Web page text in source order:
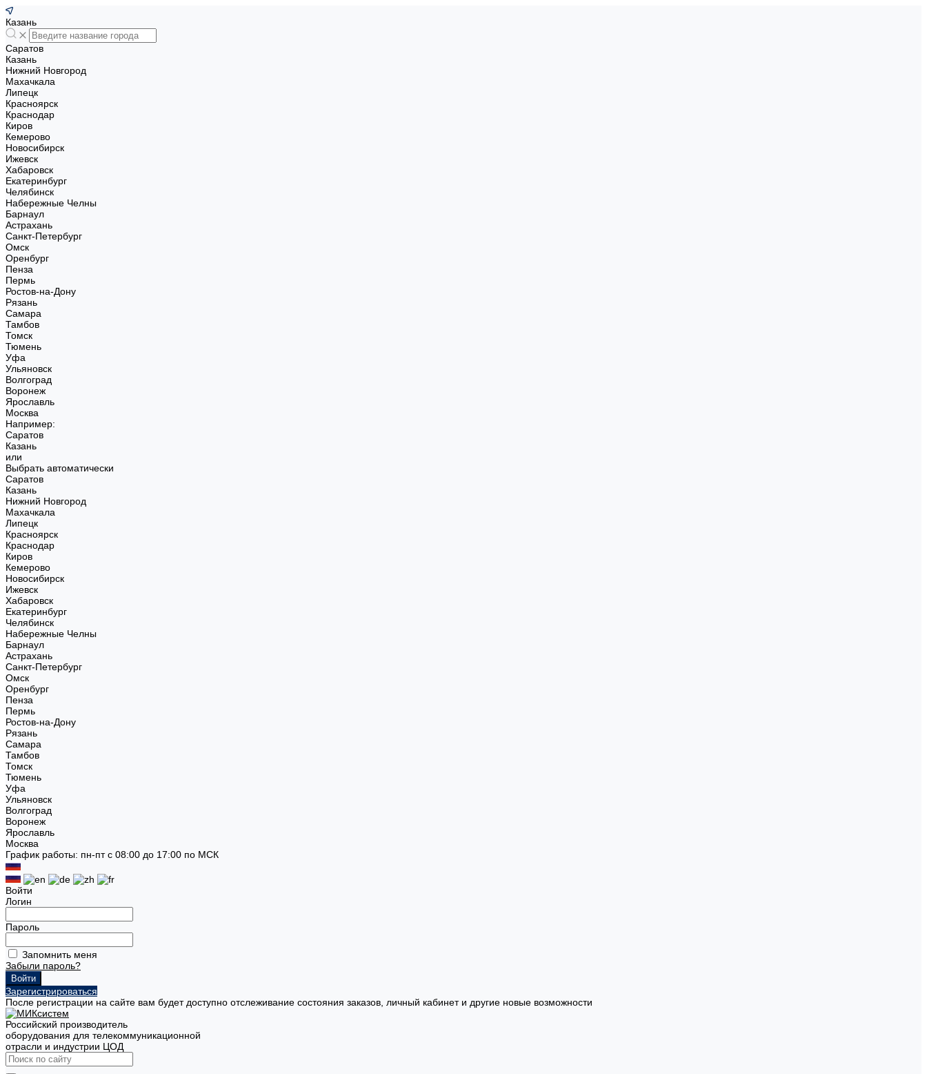
Казань
Саратов
Казань
Нижний Новгород
Махачкала
Липецк
Красноярск
Краснодар
Киров
Кемерово
Новосибирск
Ижевск
Хабаровск
Екатеринбург
Челябинск
Набережные Челны
Барнаул
Астрахань
Санкт-Петербург
Омск
Оренбург
Пенза
Пермь
Ростов-на-Дону
Рязань
Самара
Тамбов
Томск
Тюмень
Уфа
Ульяновск
Волгоград
Воронеж
Ярославль
Москва
Например:
Саратов
Казань
или
Выбрать автоматически
Саратов
Казань
Нижний Новгород
Махачкала
Липецк
Красноярск
Краснодар
Киров
Кемерово
Новосибирск
Ижевск
Хабаровск
Екатеринбург
Челябинск
Набережные Челны
Барнаул
Астрахань
Санкт-Петербург
Омск
Оренбург
Пенза
Пермь
Ростов-на-Дону
Рязань
Самара
Тамбов
Томск
Тюмень
Уфа
Ульяновск
Волгоград
Воронеж
Ярославль
Москва
График работы: пн-пт с 08:00 до 17:00 по МСК
Войти
Логин
Пароль
Запомнить меня
Забыли пароль?
Зарегистрироваться
После регистрации на сайте вам будет доступно отслеживание состояния заказов, личный кабинет и другие новые возможности
Российский производитель
оборудования для телекоммуникационной
отрасли и индустрии ЦОД